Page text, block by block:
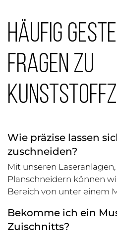
Häufig
Fragen zu
Wie präzise lassen
zuschneiden?
Mit unseren
Planschneidern können
Bereich von unter einem
Bekomme ich ein
Zuischnitts?